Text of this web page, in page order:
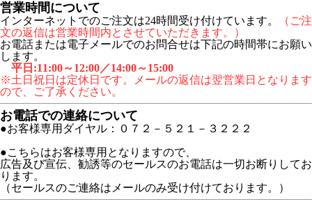
営業時間について
インターネットでのご注文は24時間受け付けています。
（ご注
文の返信は営業時間内とさせていただきます。）
お電話または電子メールでのお問合せは下記の時間帯にお願い
します。
平日:11:00～12:00／14:00～15:00
※土日祝日は定休日です。メールの返信は翌営業日となります
ので、ご了承ください。
お電話での連絡について
●お客様専用ダイヤル：０７２－５２１－３２２２
●こちらはお客様専用となりますので、
広告及び宣伝、勧誘等のセールスのお電話は一切お断りしてお
ります。
（セールスのご連絡はメールのみ受け付けております。）